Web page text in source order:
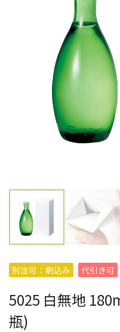
別注可：刷込み 代引き可
5025 白無地
瓶)